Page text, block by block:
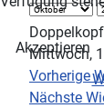
Mittwoch,
Vorherige
Nächste
Akzeptieren